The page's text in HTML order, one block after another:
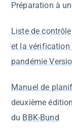
Préparation à
Liste de
et la vérification
pandémie
Manuel de
deuxième
du BBK-Bund